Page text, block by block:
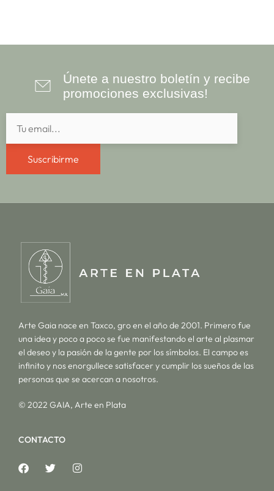
Únete a nuestro boletín y recibe
promociones exclusivas!
Suscribirme
Arte Gaia nace en Taxco, gro en el año de 2001. Primero fue
una idea y poco a poco se fue manifestando el arte al plasmar
el deseo y la pasión de la gente por los símbolos. El campo es
infinito y nos enorgullece satisfacer y cumplir los sueños de las
personas que se acercan a nosotros.
© 2022 GAIA, Arte en Plata
CONTACTO